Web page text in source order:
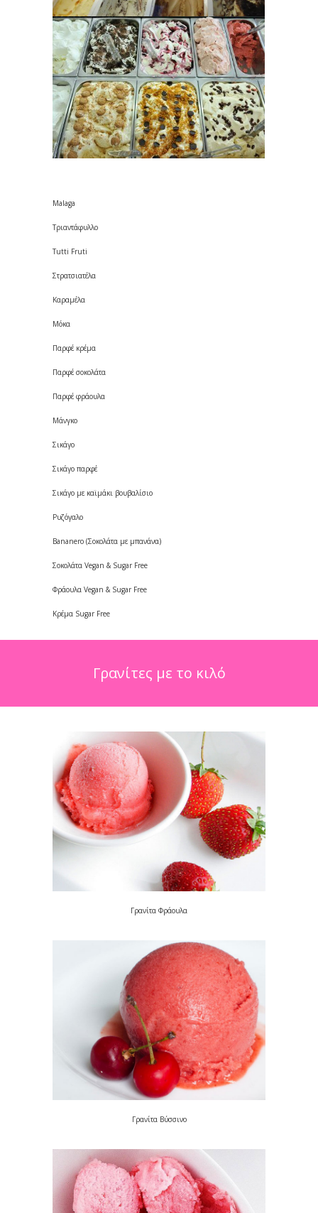
Malaga
Τριαντάφυλλο
Tutti Fruti
Στρατσιατέλα
Καραμέλα
Μόκα
Παρφέ κρέμα
Παρφέ σοκολάτα
Παρφέ φράουλα
Μάνγκο
Σικάγο
Σικάγο παρφέ
Σικάγο με καϊμάκι βουβαλίσιο
Ρυζόγαλο
Bananero (Σοκολάτα με μπανάνα)
Σοκολάτα Vegan & Sugar Free
Φράουλα Vegan & Sugar Free
Κρέμα Sugar Free
Γρανίτες με το κιλό
Γρανίτα Φράουλα
Γρανίτα Βύσσινο